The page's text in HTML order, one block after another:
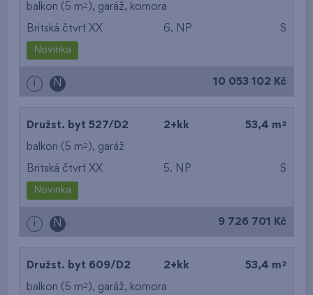
od největší dispozice
od nejnižšího patra
balkon (5 m2 ), garáž, komora
Britská čtvrť XX 6. NP S
Novinka
i N 10 053 102 Kč
Družst. byt 527/D2 2+kk 53,4 m 2
balkon (5 m2 ), garáž
Britská čtvrť XX 5. NP S
Novinka
i N 9 726 701 Kč
Družst. byt 609/D2 2+kk 53,4 m 2
balkon (5 m2 ), garáž, komora